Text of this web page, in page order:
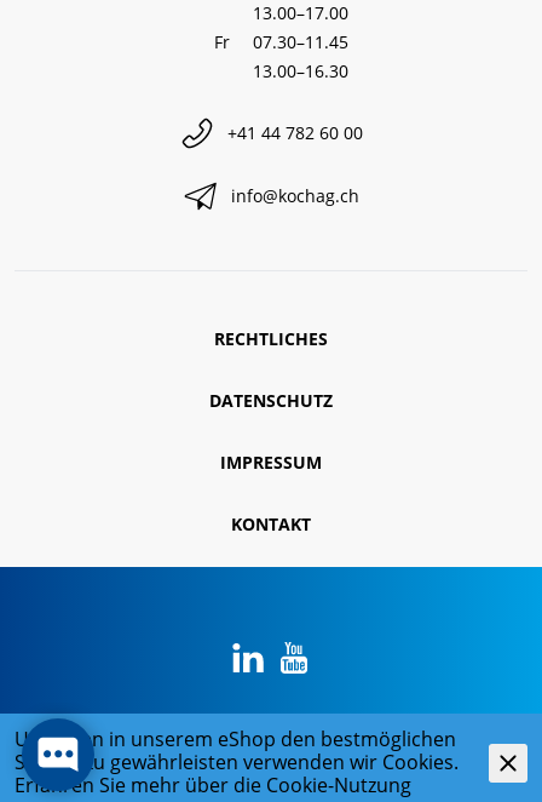
13.00–17.00
Fr
07.30–11.45
13.00–16.30
+41 44 782 60 00
info@kochag.ch
RECHTLICHES
DATENSCHUTZ
IMPRESSUM
KONTAKT
© 2026 René Koch AG
powered by polynorm
Um Ihnen in unserem eShop den bestmöglichen
Service zu gewährleisten verwenden wir Cookies.
Erfahren Sie mehr über die Cookie-Nutzung